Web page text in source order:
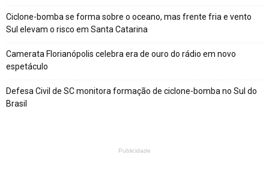
Ciclone-bomba se forma sobre o oceano, mas frente fria e vento
Sul elevam o risco em Santa Catarina
Camerata Florianópolis celebra era de ouro do rádio em novo
espetáculo
Defesa Civil de SC monitora formação de ciclone-bomba no Sul do
Brasil
Publicidade